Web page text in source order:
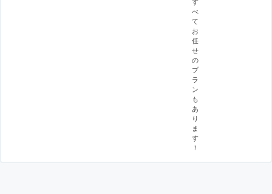
べ
て
お
任
せ
の
プ
ラ
ン
も
あ
り
ま
す
！